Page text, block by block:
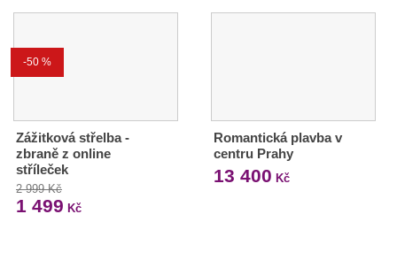
-50 %
Zážitková střelba -
zbraně z online
stříleček
2 999 Kč
1 499 Kč
Romantická plavba v
centru Prahy
13 400 Kč